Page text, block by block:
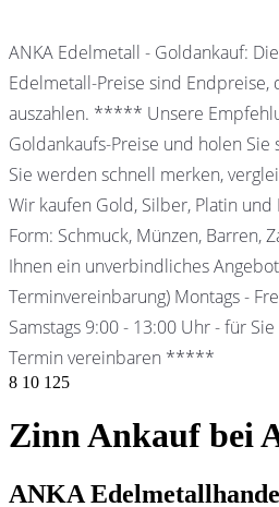
ANKA Edelmetall - Goldankauf:
Edelmetall-Preise sind Endpreise,
auszahlen. ***** Unsere
Goldankaufs-Preise und holen Sie
Sie werden schnell merken,
Wir kaufen Gold, Silber, Platin
Form: Schmuck, Münzen, Barren,
Ihnen ein unverbindliches
Terminvereinbarung) Montags -
Samstags 9:00 - 13:00 Uhr - für
Termin vereinbaren *****
8 10 125
Zinn Ankauf bei
ANKA